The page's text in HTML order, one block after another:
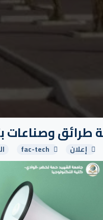
وصناعات
إعلان fac-tech